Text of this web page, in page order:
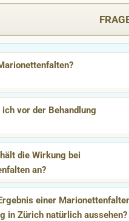
vor der Behandlung
die Wirkung bei
an?
einer
in Zürich natürlich aussehen?